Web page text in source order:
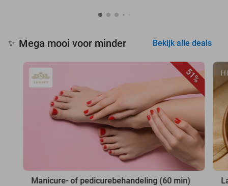
✨ Mega mooi voor minder Bekijk alle deals
51%
Manicure- of pedicurebehandeling (60 min)